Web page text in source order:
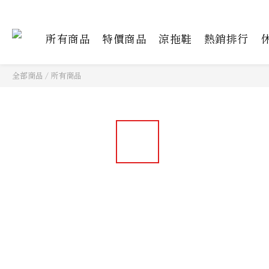
所有商品 特價商品 涼拖鞋 熱銷排行
全部商品 / 所有商品